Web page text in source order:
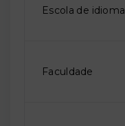
Escola de idioma
Faculdade